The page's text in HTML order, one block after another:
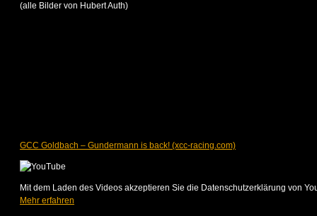
(alle Bilder von Hubert Auth)
GCC Goldbach – Gundermann is back! (xcc-racing.com)
Mit dem Laden des Videos akzeptieren Sie die Datenschutzerklärung von
Mehr erfahren